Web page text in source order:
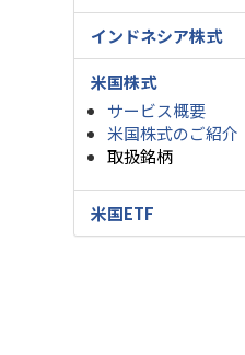
インドネシア株式
米国株式
サービス概要
米国株式のご紹介
取扱銘柄
米国ETF